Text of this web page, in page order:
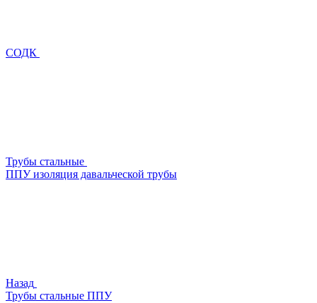
СОДК
Трубы стальные
ППУ изоляция давальческой трубы
Назад
Трубы стальные ППУ